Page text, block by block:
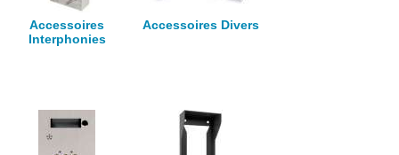
Accessoires
Interphonies
Accessoires Divers